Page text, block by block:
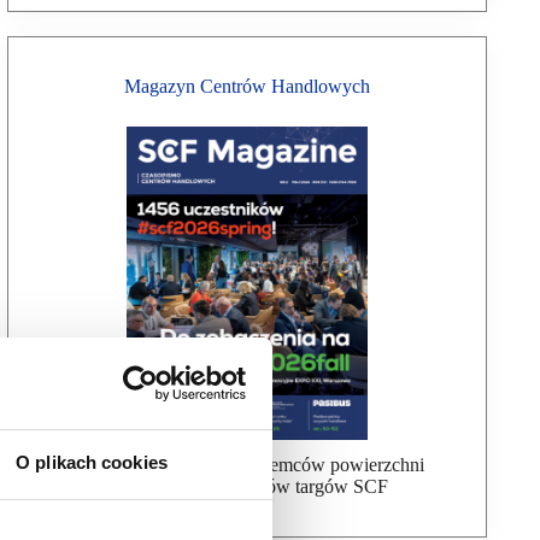
O plikach cookies
Magazyn Centrów Handlowych
Bezpłatna wysyłka dla najemców powierzchni
handlowej, uczestników targów SCF